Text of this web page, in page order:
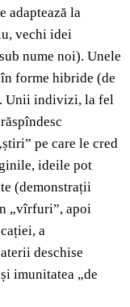
adaptează la
vechi idei
nume noi). Unele
forme hibride (de
Unii indivizi, la fel
pe care le cred
ideile pot
(demonstrații
„vîrfuri”, apoi
a
deschise
imunitatea „de